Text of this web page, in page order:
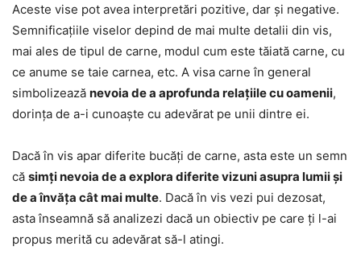
Aceste vise pot avea interpretări pozitive, dar și negative.
Semnificațiile viselor depind de mai multe detalii din vis,
mai ales de tipul de carne, modul cum este tăiată carne, cu
ce anume se taie carnea, etc. A visa carne în general
simbolizează nevoia de a aprofunda relațiile cu oamenii,
dorința de a-i cunoaște cu adevărat pe unii dintre ei.
Dacă în vis apar diferite bucăți de carne, asta este un semn
că simți nevoia de a explora diferite vizuni asupra lumii și
de a învăța cât mai multe. Dacă în vis vezi pui dezosat,
asta înseamnă să analizezi dacă un obiectiv pe care ți l-ai
propus merită cu adevărat să-l atingi.